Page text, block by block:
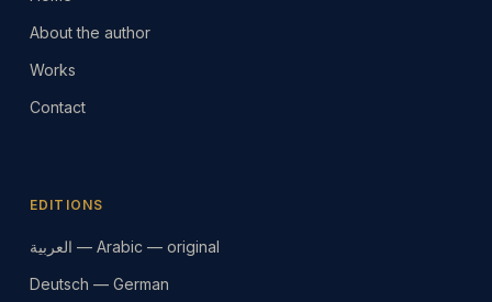
About the author
Works
Contact
EDITIONS
العربية — Arabic — original
Deutsch — German